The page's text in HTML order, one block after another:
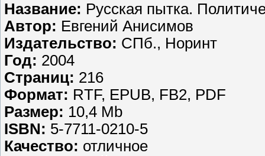
Название: Русская пытка.
Автор: Евгений Анисимов
Издательство: СПб., Норинт
Год: 2004
Страниц: 216
Формат: RTF, EPUB, FB2, PDF
Размер: 10,4 Mb
ISBN: 5-7711-0210-5
Качество: отличное